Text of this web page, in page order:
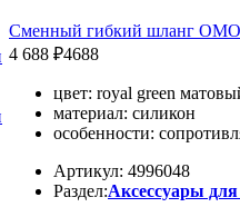
Сменный гибкий шланг
4 688 ₽4688
цвет: royal green
материал: силикон
особенности:
Артикул: 4996048
Раздел:Аксессуары